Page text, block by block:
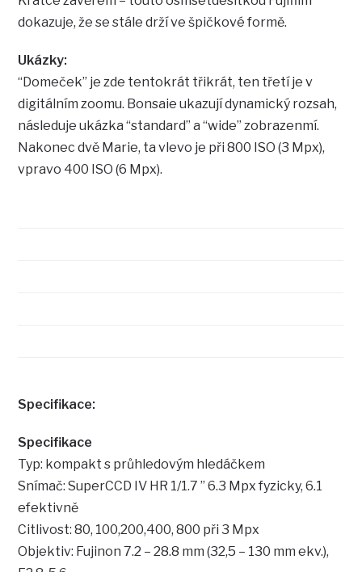
dokazuje, že se stále drží ve špičkové formě.
Ukázky:
“Domeček” je zde tentokrát třikrát, ten třetí je v
digitálním zoomu. Bonsaie ukazují dynamický rozsah,
následuje ukázka “standard” a “wide” zobrazenmí.
Nakonec dvě Marie, ta vlevo je při 800 ISO (3 Mpx),
vpravo 400 ISO (6 Mpx).
Specifikace:
Specifikace
Typ: kompakt s průhledovým hledáčkem
Snímač: SuperCCD IV HR 1/1.7 ” 6.3 Mpx fyzicky, 6.1
efektivně
Citlivost: 80, 100,200,400, 800 při 3 Mpx
Objektiv: Fujinon 7.2 – 28.8 mm (32,5 – 130 mm ekv.),